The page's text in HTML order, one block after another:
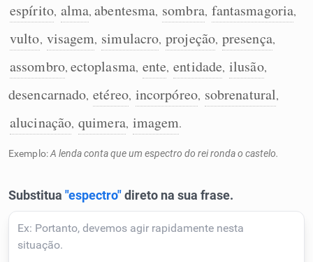
Corrigir Texto
Detector de IA
Cata-letras
Conexões
espírito, alma,abentesma, sombra, fantasmagoria,
vulto, visagem, simulacro, projeção, presença,
assombro, ectoplasma, ente, entidade, ilusão,
desencarnado, etéreo, incorpóreo, sobrenatural,
alucinação, quimera, imagem.
Exemplo:A lenda conta que um espectro do rei ronda o castelo.